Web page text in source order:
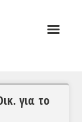
☰
για το